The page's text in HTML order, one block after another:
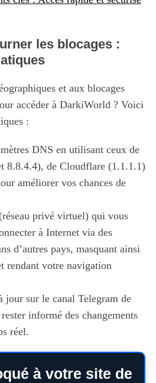
les blocages :
et aux blocages
accéder à DarkiWorld ? Voici
:
DNS en utilisant ceux de
8.8.4.4), de Cloudflare (1.1.1.1)
améliorer vos chances de
privé virtuel) qui vous
à Internet via des
d’autres pays, masquant ainsi
rendant votre navigation
jour sur le canal Telegram de
informé des changements
réel.
à votre site de